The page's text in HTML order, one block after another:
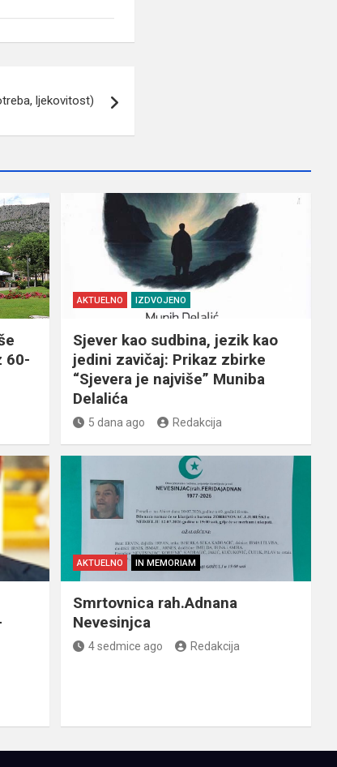
ljekovitost)
60-
AKTUELNO IZDVOJENO
Sjever kao sudbina, jezik kao
jedini zavičaj: Prikaz zbirke
“Sjevera je najviše” Muniba
Delalića
5 dana ago Redakcija
AKTUELNO IN MEMORIAM
Smrtovnica rah.Adnana
Nevesinjca
4 sedmice ago Redakcija